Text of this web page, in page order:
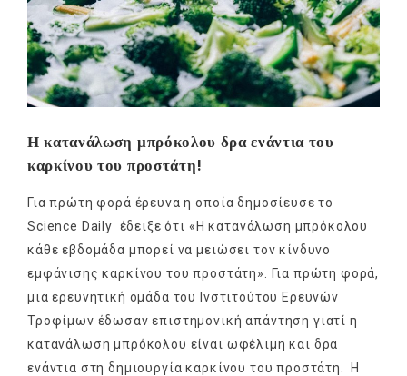
Η κατανάλωση μπρόκολου δρα ενάντια του
καρκίνου του προστάτη!
Για πρώτη φορά έρευνα η οποία δημοσίευσε το
Science Daily έδειξε ότι «Η κατανάλωση μπρόκολου
κάθε εβδομάδα μπορεί να μειώσει τον κίνδυνο
εμφάνισης καρκίνου του προστάτη». Για πρώτη φορά,
μια ερευνητική ομάδα του Ινστιτούτου Ερευνών
Τροφίμων έδωσαν επιστημονική απάντηση γιατί η
κατανάλωση μπρόκολου είναι ωφέλιμη και δρα
ενάντια στη δημιουργία καρκίνου του προστάτη. Η